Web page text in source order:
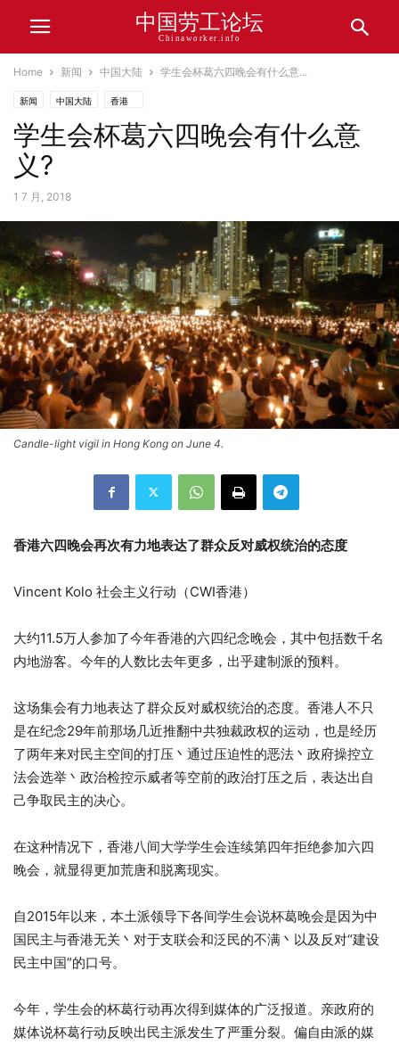
中国劳工论坛
Chinaworker.info
Home 新闻 中国大陆 学生会杯葛六四晚会有什么意...
新闻 中国大陆 香港
学生会杯葛六四晚会有什么意
义?
1 7 月, 2018
Candle-light vigil in Hong Kong on June 4.
香港六四晚会再次有力地表达了群众反对威权统治的态度
Vincent Kolo 社会主义行动（CWI香港）
大约11.5万人参加了今年香港的六四纪念晚会，其中包括数千名
内地游客。今年的人数比去年更多，出乎建制派的预料。
这场集会有力地表达了群众反对威权统治的态度。香港人不只
是在纪念29年前那场几近推翻中共独裁政权的运动，也是经历
了两年来对民主空间的打压丶通过压迫性的恶法丶政府操控立
法会选举丶政治检控示威者等空前的政治打压之后，表达出自
己争取民主的决心。
在这种情况下，香港八间大学学生会连续第四年拒绝参加六四
晚会，就显得更加荒唐和脱离现实。
自2015年以来，本土派领导下各间学生会说杯葛晚会是因为中
国民主与香港无关丶对于支联会和泛民的不满丶以及反对“建设
民主中国”的口号。
今年，学生会的杯葛行动再次得到媒体的广泛报道。亲政府的
媒体说杯葛行动反映出民主派发生了严重分裂。偏自由派的媒